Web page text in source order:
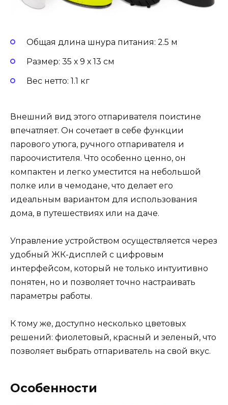
Общая длина шнура питания: 2.5 м
Размер: 35 х 9 х 13 см
Вес нетто: 1.1 кг
Внешний вид этого отпаривателя поистине
впечатляет. Он сочетает в себе функции
парового утюга, ручного отпаривателя и
пароочистителя. Что особенно ценно, он
компактен и легко уместится на небольшой
полке или в чемодане, что делает его
идеальным вариантом для использования
дома, в путешествиях или на даче.
Управление устройством осуществляется через
удобный ЖК-дисплей с цифровым
интерфейсом, который не только интуитивно
понятен, но и позволяет точно настраивать
параметры работы.
К тому же, доступно несколько цветовых
решений: фиолетовый, красный и зеленый, что
позволяет выбрать отпариватель на свой вкус.
Особенности